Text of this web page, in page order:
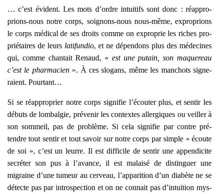
… c’est évident. Les mots d’ordre intui­tifs sont donc : réap­pro­
prions-nous notre corps, soi­gnons-nous nous-même, expro­prions
le corps médi­cal de ses droits comme on expro­prie les riches pro­
prié­taires de leurs lati­fun­dio, et ne dépen­dons plus des méde­cines
qui, comme chan­tait Renaud, « est une putain, son maque­reau
c’est le phar­ma­cien». À ces slo­gans, même les man­chots signe­
raient. Pour­tant…
Si se réap­pro­prier notre corps signi­fie l’écouter plus, et sen­tir les
débuts de lom­bal­gie, pré­ve­nir les contextes aller­giques ou veiller à
son som­meil, pas de pro­blème. Si cela signi­fie par contre pré­
tendre tout sen­tir et tout savoir sur notre corps par simple « écoute
de soi », c’est un leurre. Il est dif­fi­cile de sen­tir une appen­di­cite
secré­ter son pus à l’avance, il est mal­ai­sé de dis­tin­guer une
migraine d’une tumeur au cer­veau, l’apparition d’un dia­bète ne se
détecte pas par intros­pec­tion et on ne connait pas d’intuition mys­